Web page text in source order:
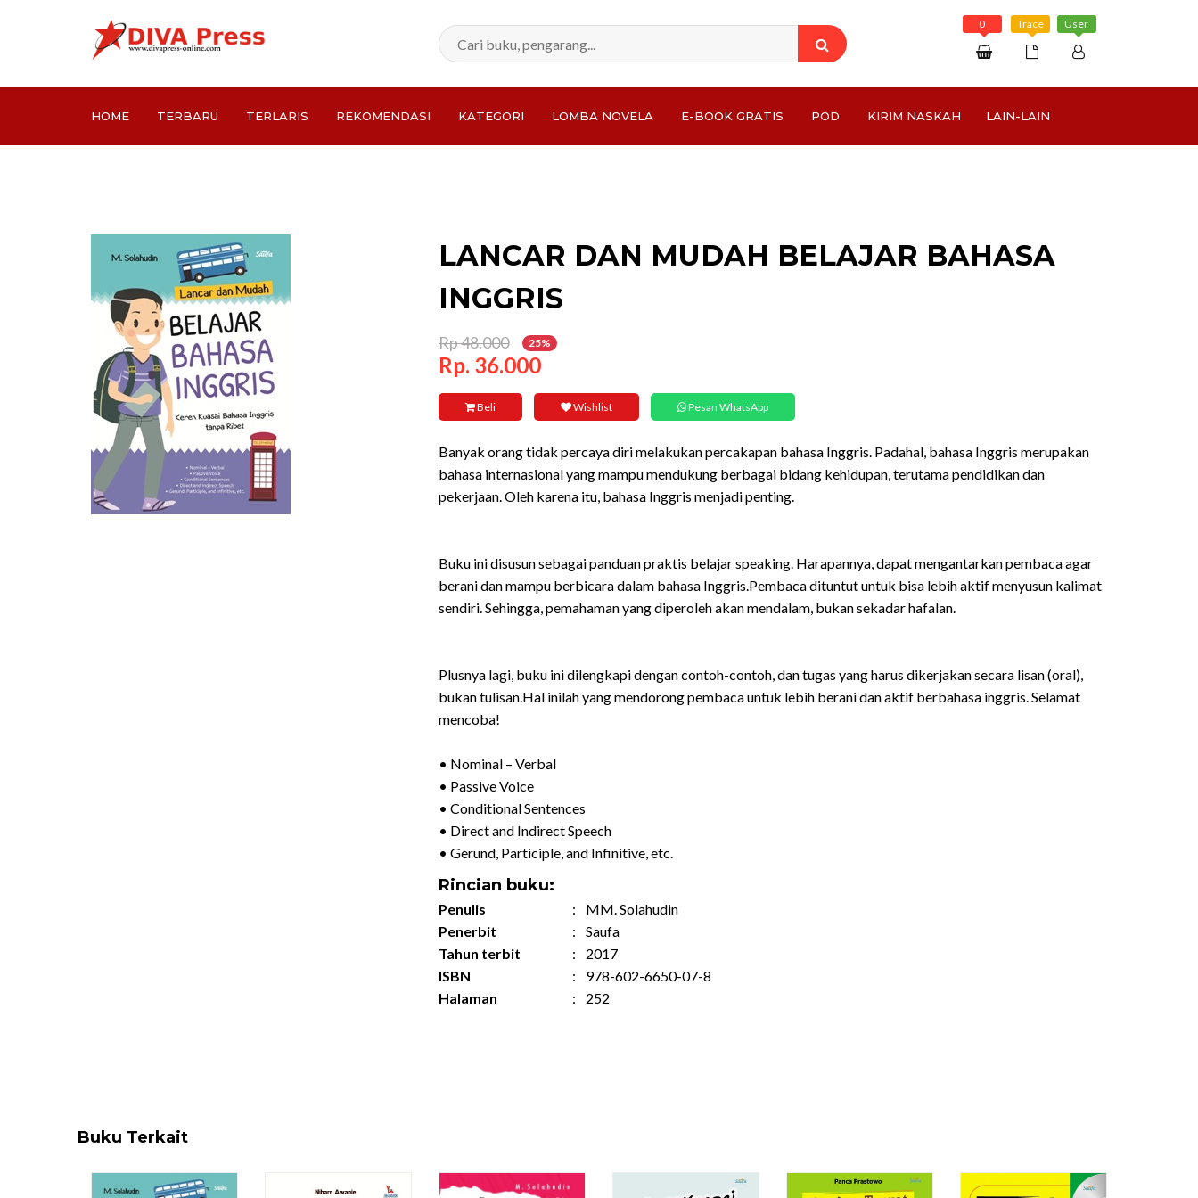
0 Trace User
Daftar
Masuk
HOME TERBARU TERLARIS REKOMENDASI KATEGORI LOMBA NOVELA E-BOOK GRATIS POD KIRIM NASKAH LAIN-LAIN
LANCAR DAN MUDAH BELAJAR BAHASA
INGGRIS
Rp 48.000 25%
Rp. 36.000
Beli Wishlist Pesan WhatsApp
Banyak orang tidak percaya diri melakukan percakapan bahasa Inggris. Padahal, bahasa Inggris merupakan
bahasa internasional yang mampu mendukung berbagai bidang kehidupan, terutama pendidikan dan
pekerjaan. Oleh karena itu, bahasa Inggris menjadi penting.
Buku ini disusun sebagai panduan praktis belajar speaking. Harapannya, dapat mengantarkan pembaca agar
berani dan mampu berbicara dalam bahasa Inggris.Pembaca dituntut untuk bisa lebih aktif menyusun kalimat
sendiri. Sehingga, pemahaman yang diperoleh akan mendalam, bukan sekadar hafalan.
Plusnya lagi, buku ini dilengkapi dengan contoh-contoh, dan tugas yang harus dikerjakan secara lisan (oral),
bukan tulisan.Hal inilah yang mendorong pembaca untuk lebih berani dan aktif berbahasa inggris. Selamat
mencoba!
• Nominal – Verbal
• Passive Voice
• Conditional Sentences
• Direct and Indirect Speech
• Gerund, Participle, and Infinitive, etc.
Rincian buku:
Penulis :
MM. Solahudin
Penerbit
:
Saufa
Tahun terbit
:
2017
ISBN
:
978-602-6650-07-8
Halaman
: 252
Buku Terkait